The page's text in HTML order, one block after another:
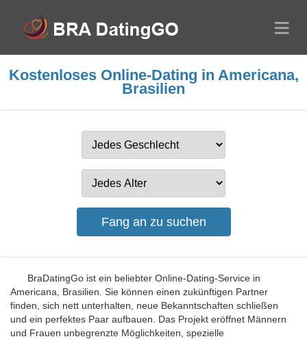
Kostenloses Online-Dating in Americana,
Brasilien
BraDatingGo ist ein beliebter Online-Dating-Service in
Americana, Brasilien. Sie können einen zukünftigen Partner
finden, sich nett unterhalten, neue Bekanntschaften schließen
und ein perfektes Paar aufbauen. Das Projekt eröffnet Männern
und Frauen unbegrenzte Möglichkeiten, spezielle